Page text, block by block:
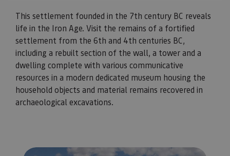
This settlement founded in the 7th century BC reveals
life in the Iron Age. Visit the remains of a fortified
settlement from the 6th and 4th centuries BC,
including a rebuilt section of the wall, a tower and a
dwelling complete with various communicative
resources in a modern dedicated museum housing the
household objects and material remains recovered in
archaeological excavations.